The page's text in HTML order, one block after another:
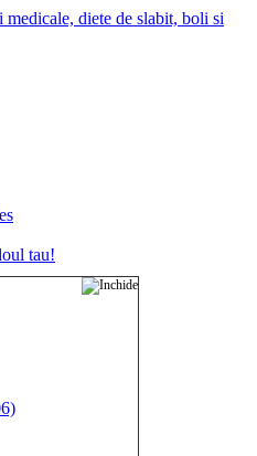
diete de slabit, boli si
tau!